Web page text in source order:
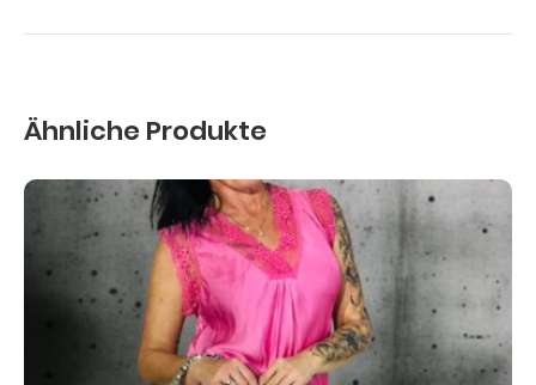
Ähnliche Produkte